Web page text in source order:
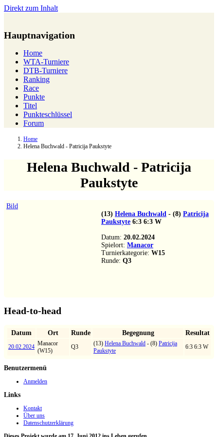
Direkt zum Inhalt
Hauptnavigation
Home
WTA-Turniere
DTB-Turniere
Ranking
Race
Punkte
Titel
Punkteschlüssel
Forum
Home
Helena Buchwald - Patricija Paukstyte
Helena Buchwald - Patricija
Paukstyte
Bild
(13) Helena Buchwald - (8) Patricija
Paukstyte 6:3 6:3 W
Datum: 20.02.2024
Spielort: Manacor
Turnierkategorie: W15
Runde: Q3
Head-to-head
Datum Ort Runde Begegnung Resultat
20.02.2024 Manacor
(W15)
Q3 (13) Helena Buchwald - (8) Patricija
Paukstyte
6:3 6:3 W
Benutzermenü
Anmelden
Links
Kontakt
Über uns
Datenschutzerklärung